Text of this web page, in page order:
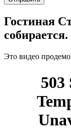
Гостиная
собирается.
Это видео